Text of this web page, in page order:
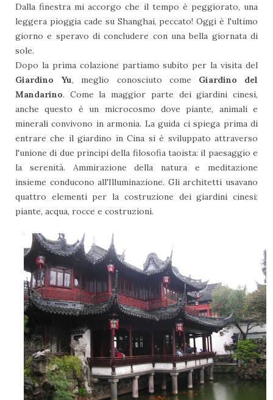
Dalla finestra mi accorgo che il tempo è peggiorato, una
leggera pioggia cade su Shanghai, peccato! Oggi è l'ultimo
giorno e speravo di concludere con una bella giornata di
sole.
Dopo la prima colazione partiamo subito per la visita del
Giardino Yu, meglio conosciuto come Giardino del
Mandarino. Come la maggior parte dei giardini cinesi,
anche questo è un microcosmo dove piante, animali e
minerali convivono in armonia. La guida ci spiega prima di
entrare che il giardino in Cina si è sviluppato attraverso
l'unione di due principi della filosofia taoista: il paesaggio e
la serenità. Ammirazione della natura e meditazione
insieme conducono all'Illuminazione. Gli architetti usavano
quattro elementi per la costruzione dei giardini cinesi:
piante, acqua, rocce e costruzioni.